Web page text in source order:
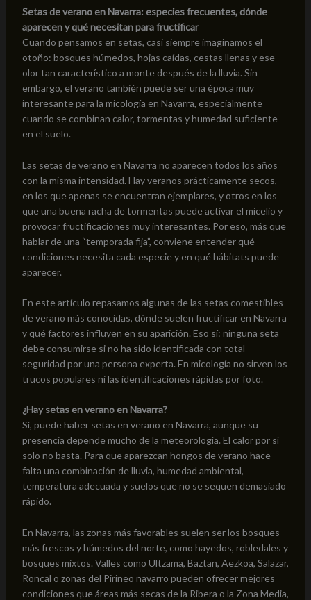
Setas de verano en Navarra: especies frecuentes, dónde
aparecen y qué necesitan para fructificar
Cuando pensamos en setas, casi siempre imaginamos el
otoño: bosques húmedos, hojas caídas, cestas llenas y ese
olor tan característico a monte después de la lluvia. Sin
embargo, el verano también puede ser una época muy
interesante para la micología en Navarra, especialmente
cuando se combinan calor, tormentas y humedad suficiente
en el suelo.
Las setas de verano en Navarra no aparecen todos los años
con la misma intensidad. Hay veranos prácticamente secos,
en los que apenas se encuentran ejemplares, y otros en los
que una buena racha de tormentas puede activar el micelio y
provocar fructificaciones muy interesantes. Por eso, más que
hablar de una “temporada fija”, conviene entender qué
condiciones necesita cada especie y en qué hábitats puede
aparecer.
En este artículo repasamos algunas de las setas comestibles
de verano más conocidas, dónde suelen fructificar en Navarra
y qué factores influyen en su aparición. Eso sí: ninguna seta
debe consumirse si no ha sido identificada con total
seguridad por una persona experta. En micología no sirven los
trucos populares ni las identificaciones rápidas por foto.
¿Hay setas en verano en Navarra?
Sí, puede haber setas en verano en Navarra, aunque su
presencia depende mucho de la meteorología. El calor por sí
solo no basta. Para que aparezcan hongos de verano hace
falta una combinación de lluvia, humedad ambiental,
temperatura adecuada y suelos que no se sequen demasiado
rápido.
En Navarra, las zonas más favorables suelen ser los bosques
más frescos y húmedos del norte, como hayedos, robledales y
bosques mixtos. Valles como Ultzama, Baztan, Aezkoa, Salazar,
Roncal o zonas del Pirineo navarro pueden ofrecer mejores
condiciones que áreas más secas de la Ribera o la Zona Media,